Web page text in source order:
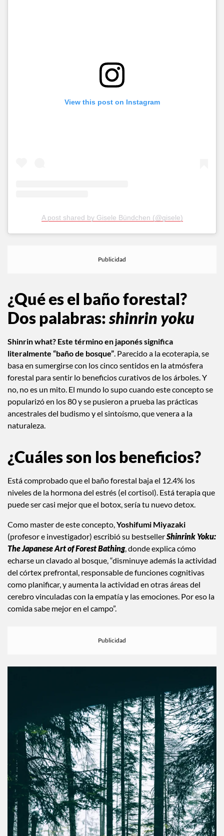
View this post on Instagram
A post shared by Gisele Bündchen (@gisele)
¿Qué es el baño forestal?
Dos palabras:shinrin yoku
Shinrin what? Este término en japonés significa
literalmente “baño de bosque”. Parecido a la ecoterapia, se
basa en sumergirse con los cinco sentidos en la atmósfera
forestal para sentir lo beneficios curativos de los árboles. Y
no, no es un mito. El mundo lo supo cuando este concepto se
popularizó en los 80 y se pusieron a prueba las prácticas
ancestrales del budismo y el sintoísmo, que venera a la
naturaleza.
¿Cuáles son los beneficios?
Está comprobado que el baño forestal baja el 12.4% los
niveles de la hormona del estrés (el cortisol). Está terapia que
puede ser casi mejor que el botox, sería tu nuevo detox.
Como master de este concepto,Yoshifumi Miyazaki
(profesor e investigador) escribió su bestsellerShinrink Yoku:
The Japanese Art of Forest Bathing, donde explica cómo
echarse un clavado al bosque, “disminuye además la actividad
del córtex prefrontal, responsable de funciones cognitivas
como planificar, y aumenta la actividad en otras áreas del
cerebro vinculadas con la empatía y las emociones. Por eso la
comida sabe mejor en el campo”.